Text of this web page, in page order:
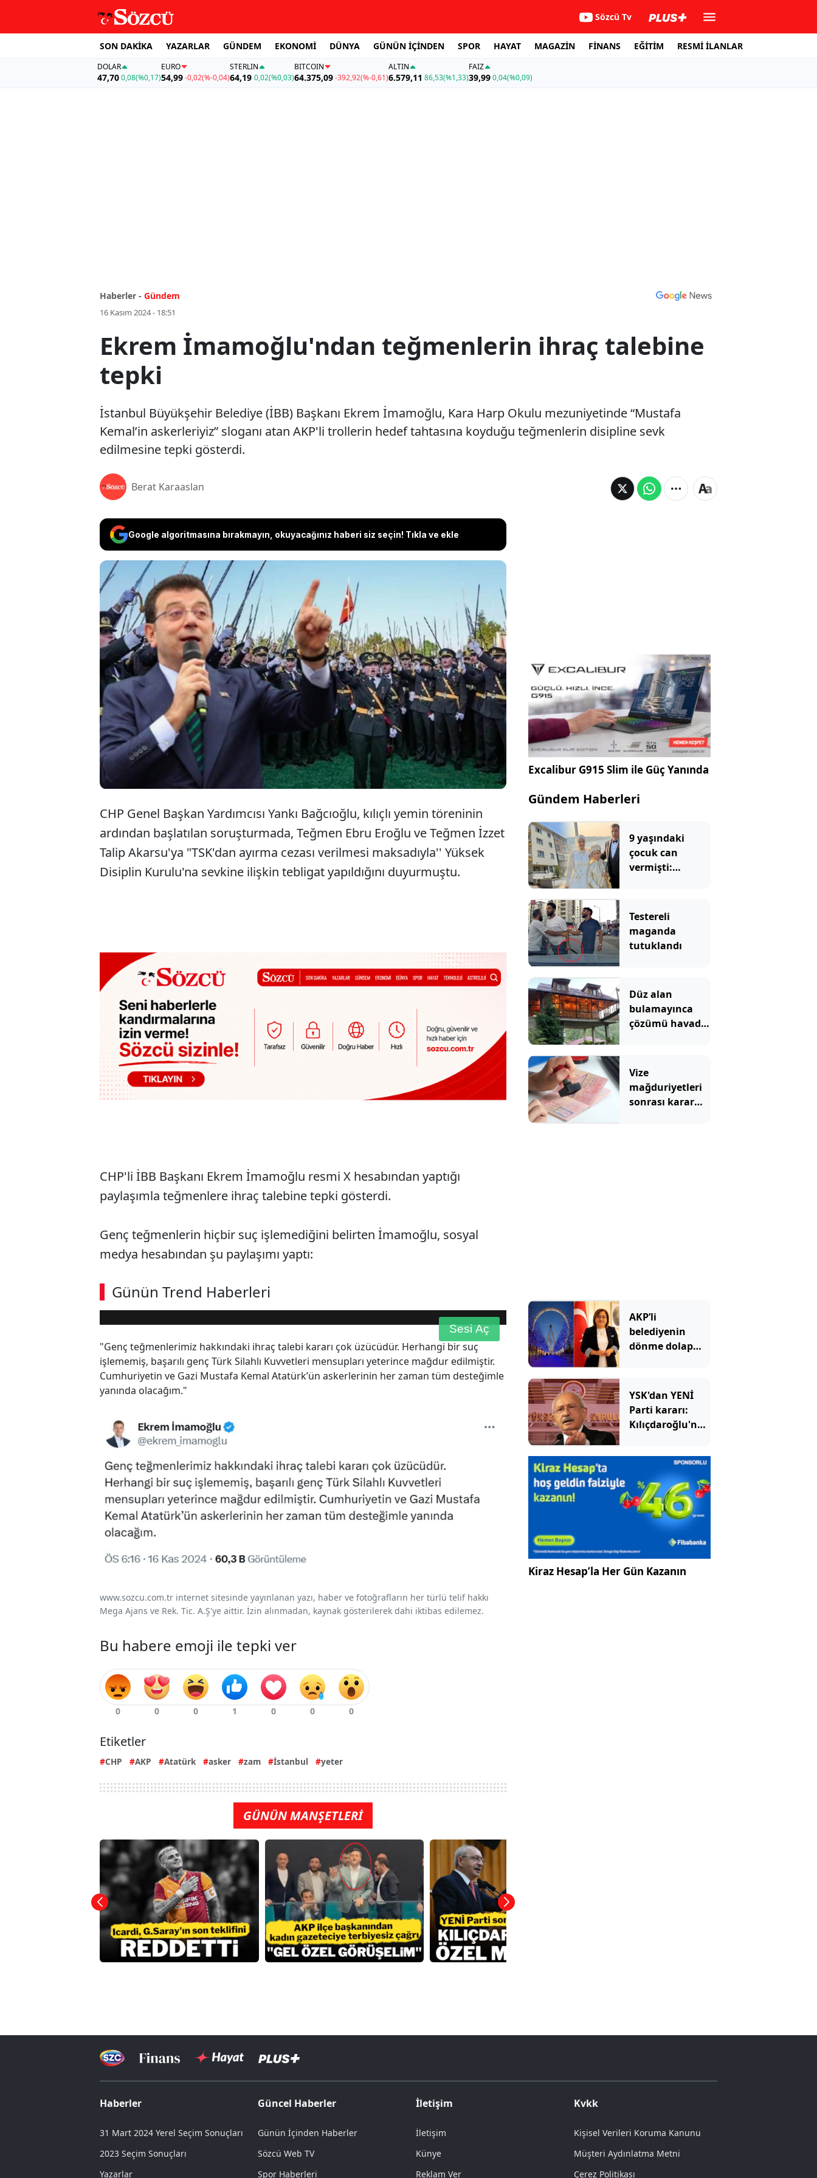
Sözcü Tv
SON DAKİKA YAZARLAR GÜNDEM EKONOMİ DÜNYA GÜNÜN İÇİNDEN SPOR HAYAT MAGAZİN FİNANS EĞİTİM RESMİ İLANLAR
DOLAR
47,700,08(%0,17)
EURO
54,99 -0,02(%-0,04)
STERLIN
64,19 0,02(%0,03)
BITCOIN
64.375,09-392,92(%-0,61)
ALTIN
6.579,11 86,53(%1,33)
FAİZ
39,990,04(%0,09)
Haberler - Gündem
16 Kasım 2024 - 18:51
Ekrem İmamoğlu'ndan teğmenlerin ihraç talebine
tepki
İstanbul Büyükşehir Belediye (İBB) Başkanı Ekrem İmamoğlu, Kara Harp Okulu mezuniyetinde “Mustafa
Kemal’in askerleriyiz” sloganı atan AKP'li trollerin hedef tahtasına koyduğu teğmenlerin disipline sevk
edilmesine tepki gösterdi.
Berat Karaaslan
Google algoritmasına bırakmayın, okuyacağınız haberi siz seçin! Tıkla ve ekle
İstanbul Büyükşehir Belediye (İBB) Başkanı Ekrem İmamoğlu,
Kara Harp Okulu mezuniyetinde “Mustafa Kemal’in askerleriyiz”
sloganı atan AKP'li trollerin hedef tahtasına koyduğu
teğmenlerin disipline sevk edilmesine tepki gösterdi.
CHP Genel Başkan Yardımcısı Yankı Bağcıoğlu, kılıçlı yemin töreninin
ardından başlatılan soruşturmada, Teğmen Ebru Eroğlu ve Teğmen İzzet
Talip Akarsu'ya "TSK'dan ayırma cezası verilmesi maksadıyla'' Yüksek
Disiplin Kurulu'na sevkine ilişkin tebligat yapıldığını duyurmuştu.
CHP'li İBB Başkanı Ekrem İmamoğlu resmi X hesabından yaptığı
paylaşımla teğmenlere ihraç talebine tepki gösterdi.
Genç teğmenlerin hiçbir suç işlemediğini belirten İmamoğlu, sosyal
medya hesabından şu paylaşımı yaptı:
Günün Trend Haberleri
Aç
10.43%
Sesi Aç
"Genç teğmenlerimiz hakkındaki ihraç talebi kararı çok üzücüdür. Herhangi bir suç
işlememiş, başarılı genç Türk Silahlı Kuvvetleri mensupları yeterince mağdur edilmiştir.
Cumhuriyetin ve Gazi Mustafa Kemal Atatürk’ün askerlerinin her zaman tüm desteğimle
yanında olacağım."
www.sozcu.com.tr internet sitesinde yayınlanan yazı, haber ve fotoğrafların her türlü telif hakkı
Mega Ajans ve Rek. Tic. A.Ş'ye aittir. İzin alınmadan, kaynak gösterilerek dahi iktibas edilemez.
Bu habere emoji ile tepki ver
Etiketler
CHP AKP Atatürk asker zam İstanbul yeter
GÜNÜN MANŞETLERİ
Excalibur G915 Slim ile Güç Yanında
Gündem Haberleri
9 yaşındaki
çocuk can
vermişti:
tutuklama
Testereli
maganda
tutuklandı
Düz alan
bulamayınca
çözümü havada
villa yaptı
Vize
mağduriyetleri
sonrası karar
AKP’li
belediyenin
dönme dolap
yok” dediler,
ihaleyi kendi
şirketine
verdiler
YSK'dan YENİ
Parti kararı:
Kılıçdaroğlu'nun
oluyordu, en
istemediği
başına geldi
Kiraz Hesap’la Her Gün Kazanın
Haberler
31 Mart 2024 Yerel Seçim Sonuçları
2023 Seçim Sonuçları
Yazarlar
Güncel Haberler
Günün İçinden Haberler
Sözcü Web TV
Spor Haberleri
İletişim
İletişim
Künye
Reklam Ver
Kvkk
Kişisel Verileri Koruma Kanunu
Müşteri Aydınlatma Metni
Çerez Politikası